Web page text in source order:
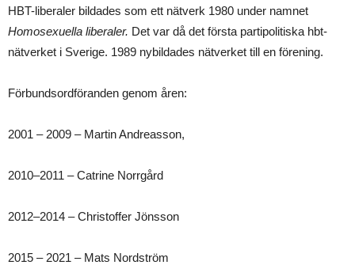
HBT-liberaler bildades som ett nätverk 1980 under namnet
Homosexuella liberaler. Det var då det första partipolitiska hbt-
nätverket i Sverige. 1989 nybildades nätverket till en förening.
Förbundsordföranden genom åren:
2001 – 2009 – Martin Andreasson,
2010–2011 – Catrine Norrgård
2012–2014 – Christoffer Jönsson
2015 – 2021 – Mats Nordström